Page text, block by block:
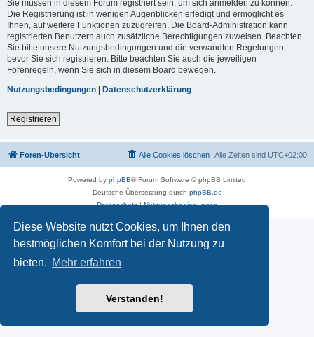
Diese Website nutzt Cookies, um Ihnen den
bestmöglichen Komfort bei der Nutzung zu
bieten. Mehr erfahren
Verstanden!
Sie müssen in diesem Forum registriert sein, um sich anmelden zu können.
Die Registrierung ist in wenigen Augenblicken erledigt und ermöglicht es
Ihnen, auf weitere Funktionen zuzugreifen. Die Board-Administration kann
registrierten Benutzern auch zusätzliche Berechtigungen zuweisen. Beachten
Sie bitte unsere Nutzungsbedingungen und die verwandten Regelungen,
bevor Sie sich registrieren. Bitte beachten Sie auch die jeweiligen
Forenregeln, wenn Sie sich in diesem Board bewegen.
Nutzungsbedingungen | Datenschutzerklärung
Registrieren
Foren-Übersicht Alle Zeiten sind UTC+02:00
Alle Cookies löschen
Powered by phpBB® Forum Software © phpBB Limited
Deutsche Übersetzung durch phpBB.de
Datenschutz|Nutzungsbedingungen